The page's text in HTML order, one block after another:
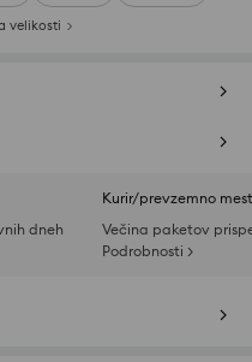
velikosti
dneh
Kurir/prevzemno
Večina paketov
Podrobnosti >